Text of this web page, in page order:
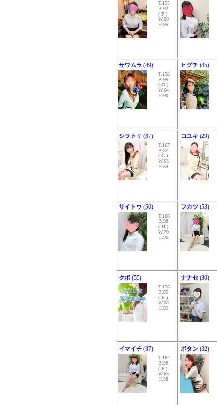
T.155
B.92
( F )
W.69
H.95
サワムラ (49)
T.158
B.95
( G )
W.64
H.90
ヒグチ (45)
シラトリ (37)
T.167
B.87
( C )
W.63
H.89
コユキ (29)
サイトウ (50)
T.160
B.98
( H )
W.70
H.96
フカツ (53)
クボ (55)
T.156
B.95
( E )
W.66
H.95
ナナセ (30)
イマイチ (37)
T.164
B.98
( F )
W.65
H.98
ボタン (32)